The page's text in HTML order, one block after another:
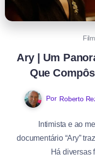
Ary | Um
Que
Por Roberto
Intimista e ao
documentário “Ary”
Há diversas